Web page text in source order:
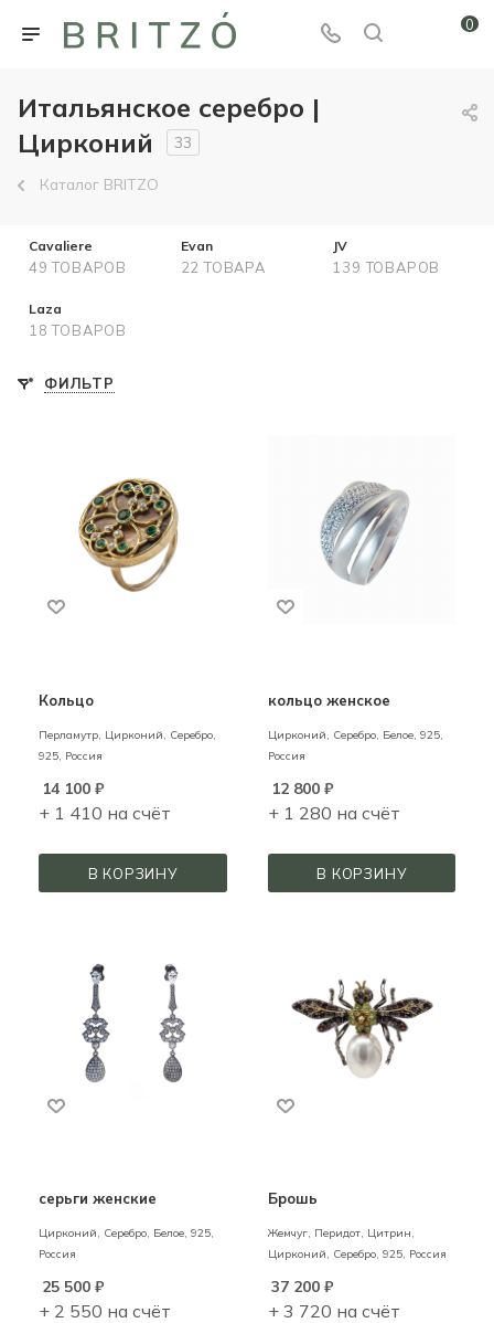
0
Итальянское серебро |
Цирконий
33
Каталог BRITZO
Cavaliere
49 ТОВАРОВ
Evan
22 ТОВАРА
JV
139 ТОВАРОВ
Laza
18 ТОВАРОВ
ФИЛЬТР
Кольцо
Перламутр, Цирконий, Серебро,
925, Россия
14 100 ₽
+ 1 410 на счёт
В КОРЗИНУ
кольцо женское
Цирконий, Серебро, Белое, 925,
Россия
12 800₽
+ 1 280 на счёт
В КОРЗИНУ
серьги женские
Цирконий, Серебро, Белое, 925,
Россия
25 500 ₽
+ 2 550 на счёт
Брошь
Жемчуг, Перидот, Цитрин,
Цирконий, Серебро, 925, Россия
37 200₽
+ 3 720 на счёт